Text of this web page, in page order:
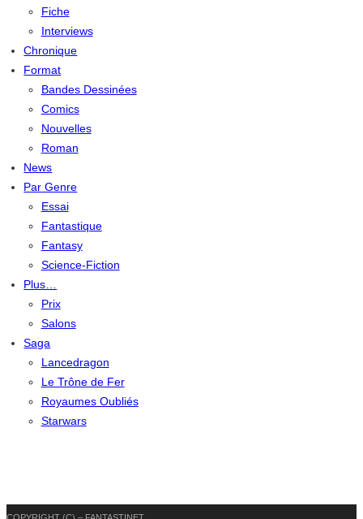
Fiche
Interviews
Chronique
Format
Bandes Dessinées
Comics
Nouvelles
Roman
News
Par Genre
Essai
Fantastique
Fantasy
Science-Fiction
Plus…
Prix
Salons
Saga
Lancedragon
Le Trône de Fer
Royaumes Oubliés
Starwars